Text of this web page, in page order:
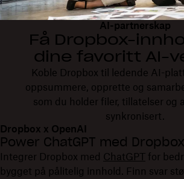
AI-partnerskap
Få Dropbox-
dine favoritt AI-
Koble Dropbox til ledende AI-
oppsummere, opprette og
som du holder filer, tillatelser og
synkronisert.
Dropbox x OpenAI
Power ChatGPT med
Integrer Dropbox med ChatGPT for
bygget på pålitelig innhold. Finn svar